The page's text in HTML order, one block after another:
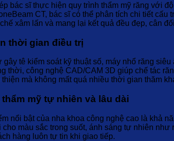
bác sĩ thực hiện quy trình thẩm mỹ răng với
CT, bác sĩ có thể phân tích chi tiết
xâm lấn và mang lại kết quả đều đẹp, cân
thời gian điều trị
tê kiểm soát kỹ thuật số, máy nhổ răng
thời, công nghệ CAD/CAM 3D giúp chế tác
mà không mất quá nhiều thời gian thăm
mỹ tự nhiên và lâu dài
nổi bật của nha khoa công nghệ cao là khả
cho màu sắc trong suốt, ánh sáng tự nhiên
hàng luôn tự tin khi giao tiếp.